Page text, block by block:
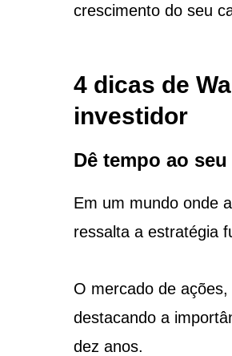
crescimento do seu
4 dicas de
investidor
Dê tempo ao
Em um mundo onde
ressalta a estratégia
O mercado de
destacando a
dez anos.